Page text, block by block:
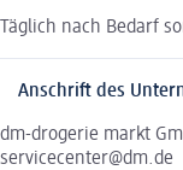
Täglich nach Bedarf
Anschrift des
dm-drogerie markt
servicecenter@dm.de